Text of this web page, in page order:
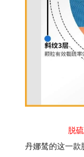
脱
丹娜鸶的这一款